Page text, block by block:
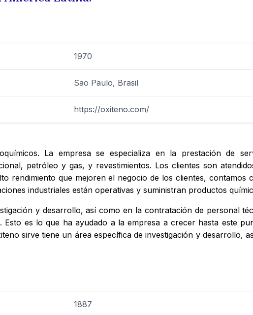
1970
Sao Paulo, Brasil
https://oxiteno.com/
La empresa se especializa en la prestación de
petróleo y gas, y revestimientos. Los clientes son
rendimiento que mejoren el negocio de los clientes, contamos
industriales están operativas y suministran productos
y desarrollo, así como en la contratación de personal
es lo que ha ayudado a la empresa a crecer hasta este
sirve tiene un área específica de investigación y desarrollo,
1887